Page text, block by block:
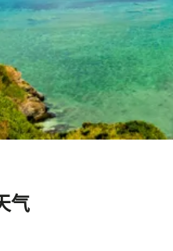
气